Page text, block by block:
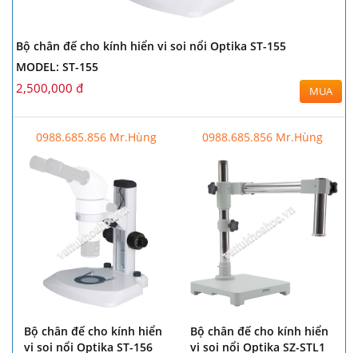
Bộ chân đế cho kính hiển vi soi nổi Optika ST-155
MODEL: ST-155
2,500,000 đ MUA
0988.685.856 Mr.Hùng
Bộ chân đế cho kính hiển
vi soi nổi Optika ST-156
0988.685.856 Mr.Hùng
Bộ chân đế cho kính hiển
vi soi nổi Optika SZ-STL1